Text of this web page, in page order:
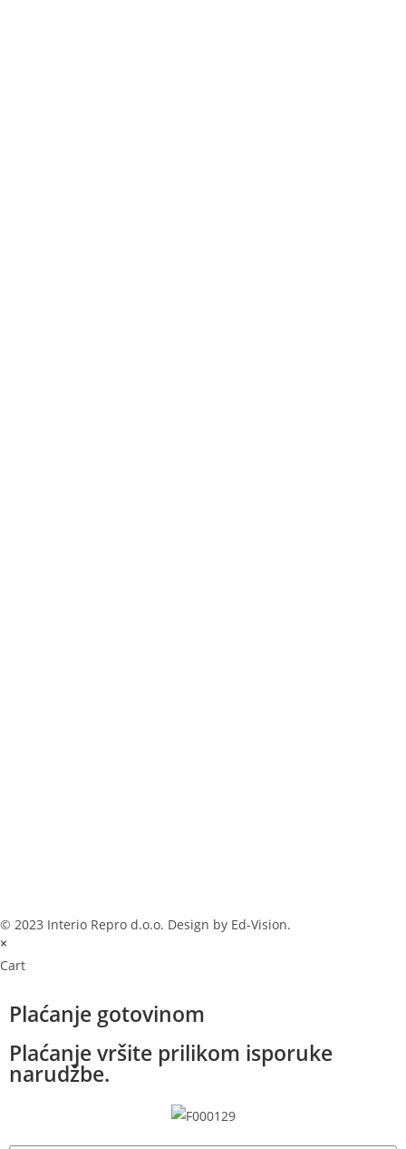
© 2023 Interio Repro d.o.o. Design by Ed-Vision.
×
Cart
Plaćanje gotovinom
Plaćanje vršite prilikom isporuke
narudžbe.